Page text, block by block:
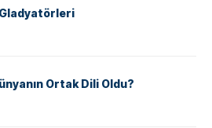
Gladyatörleri
Ortak Dili Oldu?